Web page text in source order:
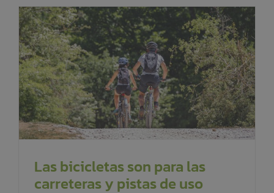
Las bicicletas son para las
carreteras y pistas de uso